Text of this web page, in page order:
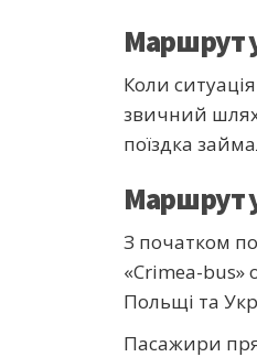
Маршрут
Коли
звичний шлях
поїздка
Маршрут
З початком
«Crimea-bus»
Польщі та
Пасажири